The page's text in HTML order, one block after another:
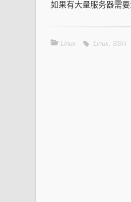
如果有大量服务器需
Linux Linux, SSH